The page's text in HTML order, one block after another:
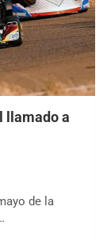
llamado a
de la